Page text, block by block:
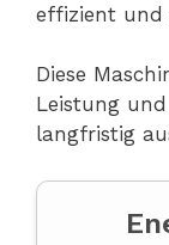
effizient und
Diese
Leistung
langfristig